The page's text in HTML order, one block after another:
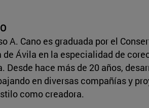
A. Cano es graduada por el
de Ávila en la especialidad de
Desde hace más de 20 años,
en diversas compañías y
como creadora.